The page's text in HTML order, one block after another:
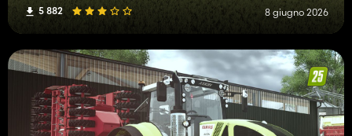
5 882 8 giugno 2026